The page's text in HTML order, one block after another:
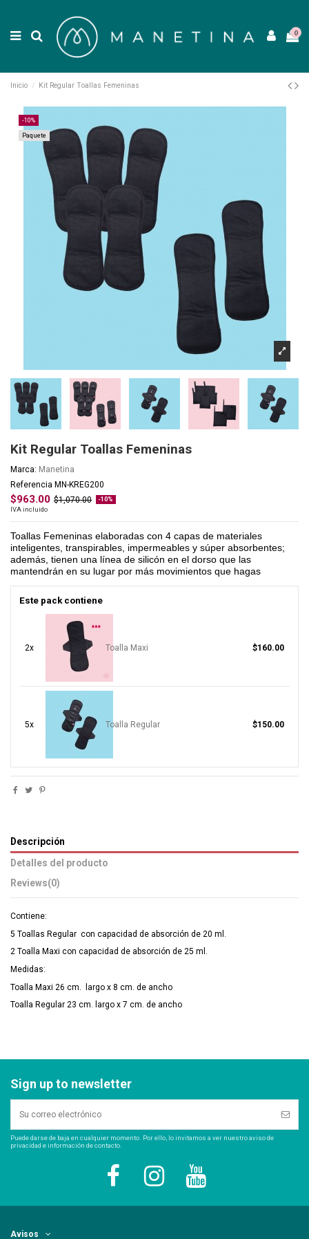
0
Inicio Kit Regular Toallas Femeninas
-10%
Paquete
Kit Regular Toallas Femeninas
Marca: Manetina
Referencia MN-KREG200
$963.00 $1,070.00 -10%
IVA incluido
Toallas Femeninas elaboradas con 4 capas de materiales
inteligentes, transpirables, impermeables y súper absorbentes;
además, tienen una línea de silicón en el dorso que las
mantendrán en su lugar por más movimientos que hagas
Este pack contiene
2x Toalla Maxi $160.00
5x Toalla Regular $150.00
Descripción
Detalles del producto
Reviews(0)
Contiene:
5 Toallas Regular con capacidad de absorción de 20 ml.
2 Toalla Maxi con capacidad de absorción de 25 ml.
Medidas:
Toalla Maxi 26 cm. largo x 8 cm. de ancho
Toalla Regular 23 cm. largo x 7 cm. de ancho
Sign up to newsletter
Puede darse de baja en cualquier momento. Por ello, lo invitamos a ver nuestro aviso de
privacidad e información de contacto.
Avisos